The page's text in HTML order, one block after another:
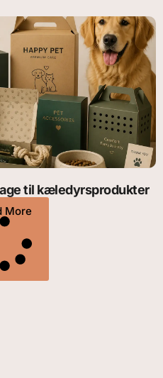
til kæledyrsprodukter
More